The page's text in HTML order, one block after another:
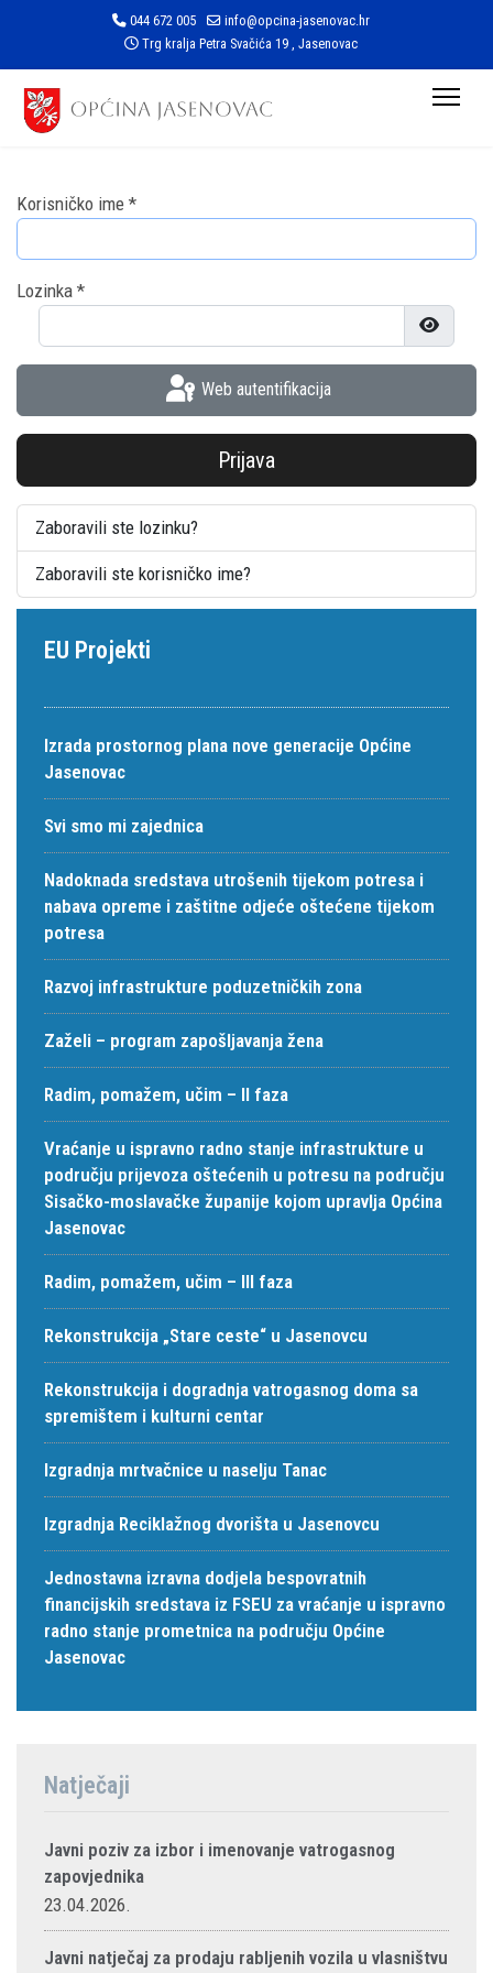
044 672 005
info@opcina-jasenovac.hr
Trg kralja Petra Svačića 19 , Jasenovac
Korisničko ime *
Lozinka *
Prikaži
Web autentifikacija
Prijava
Zaboravili ste lozinku?
Zaboravili ste korisničko ime?
EU Projekti
Izrada prostornog plana nove generacije Općine
Jasenovac
Svi smo mi zajednica
Nadoknada sredstava utrošenih tijekom potresa i
nabava opreme i zaštitne odjeće oštećene tijekom
potresa
Razvoj infrastrukture poduzetničkih zona
Zaželi – program zapošljavanja žena
Radim, pomažem, učim – II faza
Vraćanje u ispravno radno stanje infrastrukture u
području prijevoza oštećenih u potresu na području
Sisačko-moslavačke županije kojom upravlja Općina
Jasenovac
Radim, pomažem, učim – III faza
Rekonstrukcija „Stare ceste“ u Jasenovcu
Rekonstrukcija i dogradnja vatrogasnog doma sa
spremištem i kulturni centar
Izgradnja mrtvačnice u naselju Tanac
Izgradnja Reciklažnog dvorišta u Jasenovcu
Jednostavna izravna dodjela bespovratnih
financijskih sredstava iz FSEU za vraćanje u ispravno
radno stanje prometnica na području Općine
Jasenovac
Natječaji
Javni poziv za izbor i imenovanje vatrogasnog
zapovjednika
23.04.2026.
Javni natječaj za prodaju rabljenih vozila u vlasništvu